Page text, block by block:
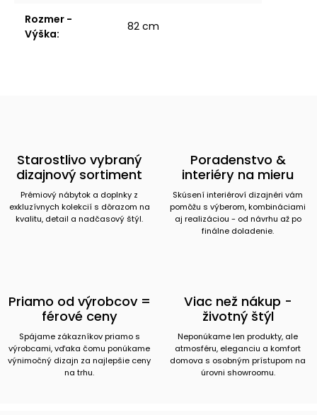
Rozmer -
Výška:
82 cm
Starostlivo vybraný
dizajnový sortiment
Prémiový nábytok a doplnky z
exkluzívnych kolekcií s dôrazom na
kvalitu, detail a nadčasový štýl.
Poradenstvo &
interiéry na mieru
Skúsení interiéroví dizajnéri vám
pomôžu s výberom, kombináciami
aj realizáciou - od návrhu až po
finálne doladenie.
Priamo od výrobcov =
férové ceny
Spájame zákazníkov priamo s
výrobcami, vďaka čomu ponúkame
výnimočný dizajn za najlepšie ceny
na trhu.
Viac než nákup -
životný štýl
Neponúkame len produkty, ale
atmosféru, eleganciu a komfort
domova s osobným prístupom na
úrovni showroomu.